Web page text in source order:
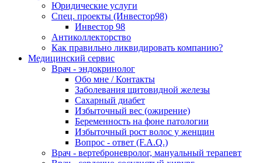
Юридические услуги
Спец. проекты (Инвестор98)
Инвестор 98
Антиколлекторство
Как правильно ликвидировать компанию?
Медицинский сервис
Врач - эндокринолог
Обо мне / Контакты
Заболевания щитовидной железы
Сахарный диабет
Избыточный вес (ожирение)
Беременность на фоне патологии
Избыточный рост волос у женщин
Вопрос - ответ (F.A.Q.)
Врач - вертеброневролог, мануальный терапевт